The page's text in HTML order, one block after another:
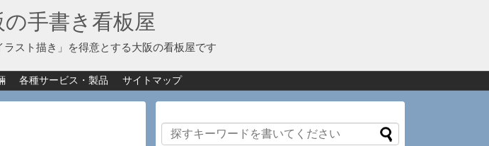
の手書き看板屋
ラスト描き」を得意とする大阪の看板屋です
各種サービス・製品 サイトマップ